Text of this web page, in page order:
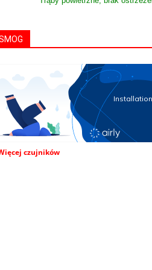
czujników